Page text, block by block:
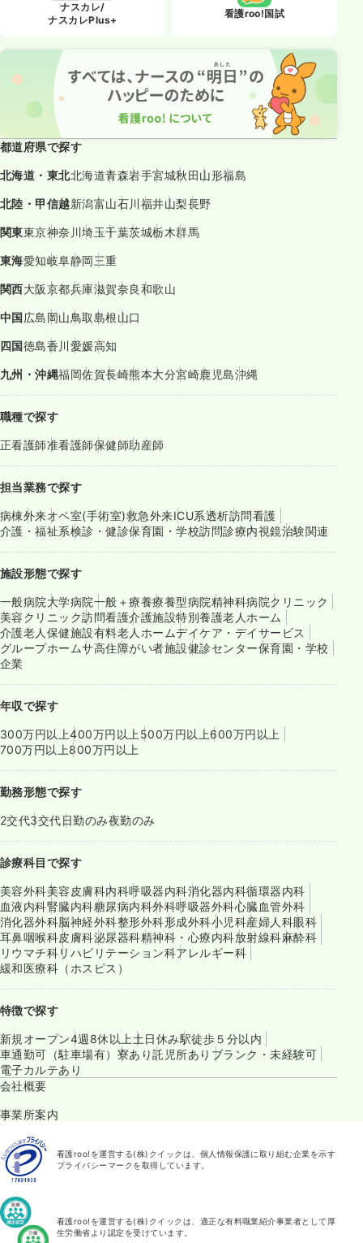
ナスカレ/
ナスカレPlus+
看護roo!国試
都道府県で探す
北海道・東北北海道青森岩手宮城秋田山形福島
北陸・甲信越新潟富山石川福井山梨長野
関東東京神奈川埼玉千葉茨城栃木群馬
東海愛知岐阜静岡三重
関西大阪京都兵庫滋賀奈良和歌山
中国広島岡山鳥取島根山口
四国徳島香川愛媛高知
九州・沖縄福岡佐賀長崎熊本大分宮崎鹿児島沖縄
職種で探す
正看護師准看護師保健師助産師
担当業務で探す
病棟外来オペ室(手術室)救急外来ICU系透析訪問看護
介護・福祉系検診・健診保育園・学校訪問診療内視鏡治験関連
施設形態で探す
一般病院大学病院一般＋療養療養型病院精神科病院クリニック
美容クリニック訪問看護介護施設特別養護老人ホーム
介護老人保健施設有料老人ホームデイケア・デイサービス
グループホームサ高住障がい者施設健診センター保育園・学校
企業
年収で探す
300万円以上400万円以上 500万円以上600万円以上
700万円以上800万円以上
勤務形態で探す
2交代3交代日勤のみ夜勤のみ
診療科目で探す
美容外科美容皮膚科内科呼吸器内科消化器内科循環器内科
血液内科腎臓内科糖尿病内科外科呼吸器外科心臓血管外科
消化器外科脳神経外科整形外科形成外科小児科産婦人科眼科
耳鼻咽喉科皮膚科泌尿器科精神科・心療内科放射線科麻酔科
リウマチ科リハビリテーション科アレルギー科
緩和医療科（ホスピス）
特徴で探す
新規オープン4週8休以上 土日休み駅徒歩５分以内
車通勤可（駐車場有） 寮あり託児所あり ブランク・未経験可
電子カルテあり
会社概要
事業所案内
看護roo!を運営する(株)クイックは、個人情報保護に取り組む企業を示す
プライバシーマークを取得しています。
看護roo!を運営する(株)クイックは、適正な有料職業紹介事業者として厚
生労働省より認定を受けています。